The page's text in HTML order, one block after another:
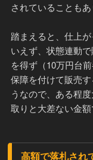
されていることもあ
踏まえると、仕上
いえず、状態連動
を得ず（10万円台前
保障を付けて販売
うなので、ある程
取りと大差ない金額
高額で落札され